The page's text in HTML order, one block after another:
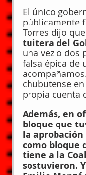
El único
públicamente
Torres dijo
tuitera del
una vez o dos
falsa épica de
chubutense
propia cuenta
Además, en
bloque que
la
como bloque
tiene a la
sostuvieron.